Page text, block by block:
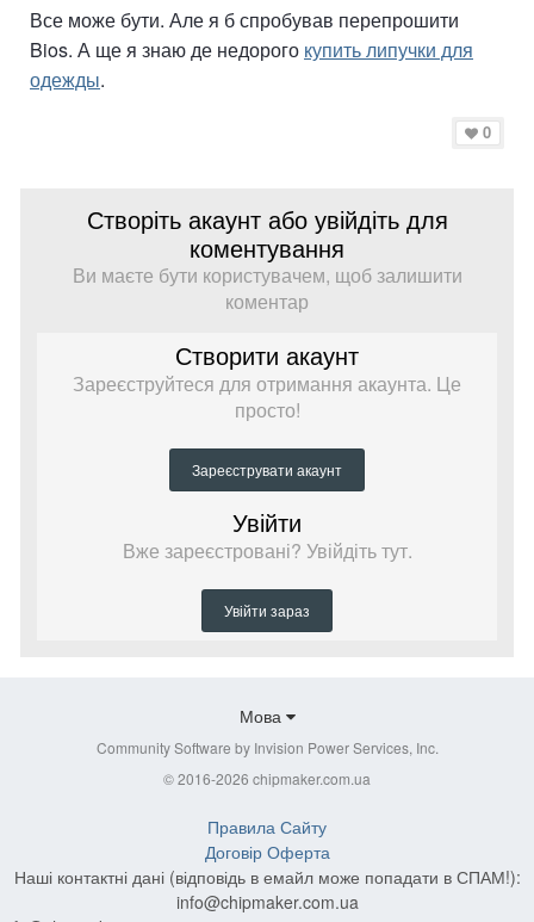
Все може бути. Але я б спробував перепрошити
Bios. А ще я знаю де недорого купить липучки для
одежды.
0
Створіть акаунт або увійдіть для
коментування
Ви маєте бути користувачем, щоб залишити
коментар
Створити акаунт
Зареєструйтеся для отримання акаунта. Це
просто!
Зареєструвати акаунт
Увійти
Вже зареєстровані? Увійдіть тут.
Увійти зараз
Мова
Community Software by Invision Power Services, Inc.
© 2016-2026 chipmaker.com.ua
Правила Сайту
Договір Оферта
Наші контактні дані (відповідь в емайл може попадати в СПАМ!):
info@chipmaker.com.ua